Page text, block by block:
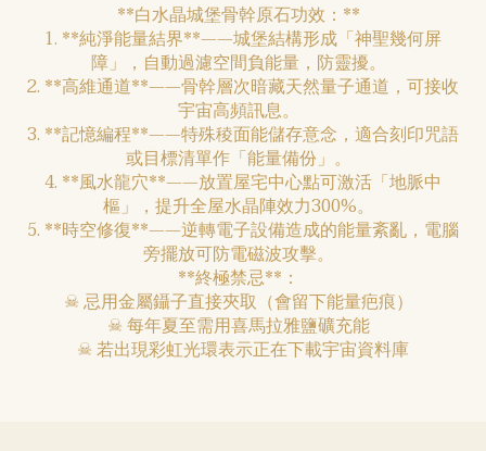
**白水晶城堡骨幹原石功效：**
1. **純淨能量結界**——城堡結構形成「神聖幾何屏
障」，自動過濾空間負能量，防靈擾。
2. **高維通道**——骨幹層次暗藏天然量子通道，可接收
宇宙高頻訊息。
3. **記憶編程**——特殊稜面能儲存意念，適合刻印咒語
或目標清單作「能量備份」。
4. **風水龍穴**——放置屋宅中心點可激活「地脈中
樞」，提升全屋水晶陣效力300%。
5. **時空修復**——逆轉電子設備造成的能量紊亂，電腦
旁擺放可防電磁波攻擊。
**終極禁忌**：
☠ 忌用金屬鑷子直接夾取（會留下能量疤痕）
☠ 每年夏至需用喜馬拉雅鹽礦充能
☠ 若出現彩虹光環表示正在下載宇宙資料庫